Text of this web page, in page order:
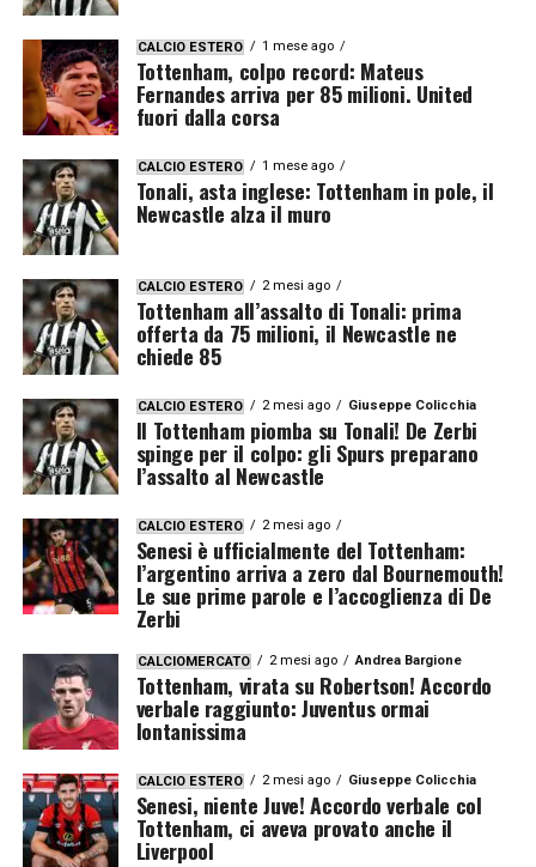
CALCIO ESTERO 1 mese ago
Tottenham, colpo record: Mateus
Fernandes arriva per 85 milioni. United
fuori dalla corsa
CALCIO ESTERO 1 mese ago
Tonali, asta inglese: Tottenham in pole, il
Newcastle alza il muro
CALCIO ESTERO 2 mesi ago
Tottenham all’assalto di Tonali: prima
offerta da 75 milioni, il Newcastle ne
chiede 85
CALCIO ESTERO 2 mesi ago Giuseppe Colicchia
Il Tottenham piomba su Tonali! De Zerbi
spinge per il colpo: gli Spurs preparano
l’assalto al Newcastle
CALCIO ESTERO 2 mesi ago
Senesi è ufficialmente del Tottenham:
l’argentino arriva a zero dal Bournemouth!
Le sue prime parole e l’accoglienza di De
Zerbi
CALCIOMERCATO 2 mesi ago Andrea Bargione
Tottenham, virata su Robertson! Accordo
verbale raggiunto: Juventus ormai
lontanissima
CALCIO ESTERO 2 mesi ago Giuseppe Colicchia
Senesi, niente Juve! Accordo verbale col
Tottenham, ci aveva provato anche il
Liverpool